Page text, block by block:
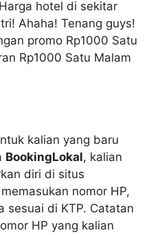
hotel di sekitar
Ahaha! Tenang guys!
promo Rp1000 Satu
Rp1000 Satu Malam
kalian yang baru
BookingLokal, kalian
diri di situs
nomor HP,
sesuai di KTP. Catatan
HP yang kalian